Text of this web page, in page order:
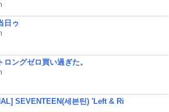
日ゥ
ロングゼロ買い過ぎた。
SEVENTEEN(세븐틴) 'Left & Ri